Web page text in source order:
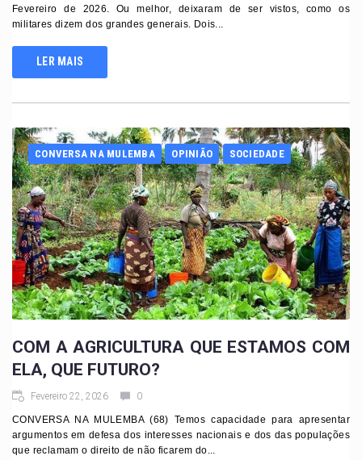
Fevereiro de 2026. Ou melhor, deixaram de ser vistos, como os
militares dizem dos grandes generais. Dois...
LER MAIS
CONVERSA NA MULEMBA OPINIÃO SOCIEDADE
COM A AGRICULTURA QUE ESTAMOS COM
ELA, QUE FUTURO?
Fevereiro 22, 2026 0
CONVERSA NA MULEMBA (68) Temos capacidade para apresentar
argumentos em defesa dos interesses nacionais e dos das populações
que reclamam o direito de não ficarem do...